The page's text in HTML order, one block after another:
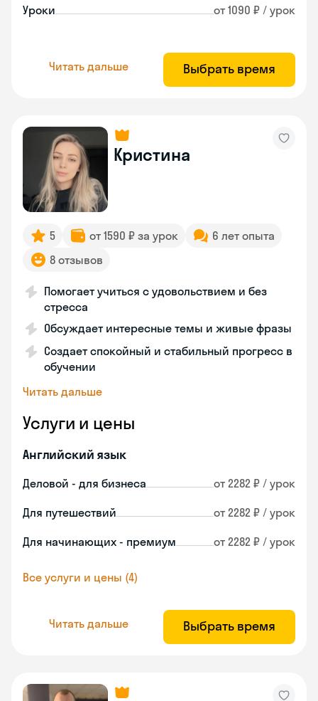
Уроки от 1090 ₽ / урок
Читать дальше Выбрать время
Кристина
5 от 1590 ₽ за урок
6 лет опыта
8 отзывов
Помогает учиться с удовольствием и без
стресса
Обсуждает интересные темы и живые фразы
Создает спокойный и стабильный прогресс в
обучении
Читать дальше
Услуги и цены
Английский язык
Деловой - для бизнеса от 2282 ₽ / урок
Для путешествий от 2282 ₽ / урок
Для начинающих - премиум от 2282 ₽ / урок
Все услуги и цены (4)
Читать дальше Выбрать время